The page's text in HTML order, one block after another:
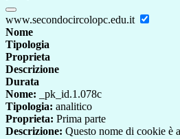
www.secondocircolopc.edu.it
Nome
Tipologia
Proprieta
Descrizione
Durata
Nome: _pk_id.1.078c
Tipologia: analitico
Proprieta: Prima parte
Descrizione: Questo nome di cookie è